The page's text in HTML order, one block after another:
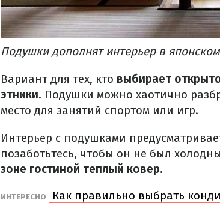
Подушки дополнят интерьер в
Вариант для тех, кто выбирает
этники. Подушки можно хаотично
место для занятий спортом или игр.
Интерьер с подушками
позаботьтесь, чтобы он не был
зоне гостиной теплый ковер.
ИНТЕРЕСНО Как правильно выбрать